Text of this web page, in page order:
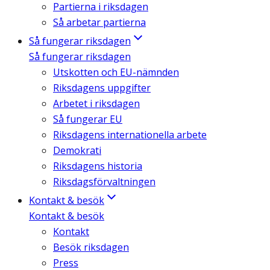
Partierna i riksdagen
Så arbetar partierna
Så fungerar riksdagen
Så fungerar riksdagen
Utskotten och EU-nämnden
Riksdagens uppgifter
Arbetet i riksdagen
Så fungerar EU
Riksdagens internationella arbete
Demokrati
Riksdagens historia
Riksdagsförvaltningen
Kontakt & besök
Kontakt & besök
Kontakt
Besök riksdagen
Press